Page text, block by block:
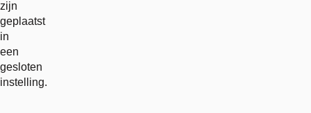
zijn
geplaatst
in
een
gesloten
instelling.